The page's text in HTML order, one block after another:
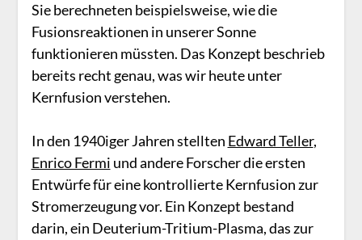
Sie berechneten beispielsweise, wie die
Fusionsreaktionen in unserer Sonne
funktionieren müssten. Das Konzept beschrieb
bereits recht genau, was wir heute unter
Kernfusion verstehen.
In den 1940iger Jahren stellten Edward Teller,
Enrico Fermi und andere Forscher die ersten
Entwürfe für eine kontrollierte Kernfusion zur
Stromerzeugung vor. Ein Konzept bestand
darin, ein Deuterium-Tritium-Plasma, das zur